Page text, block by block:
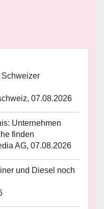
07.08.2026
Unternehmen
finden
AG, 07.08.2026
und Diesel noch